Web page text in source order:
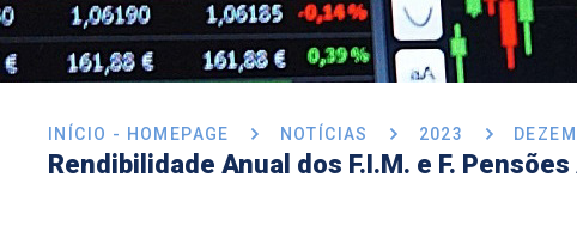
INÍCIO - HOMEPAGE NOTÍCIAS 2023
Rendibilidade Anual dos F.I.M. e F.